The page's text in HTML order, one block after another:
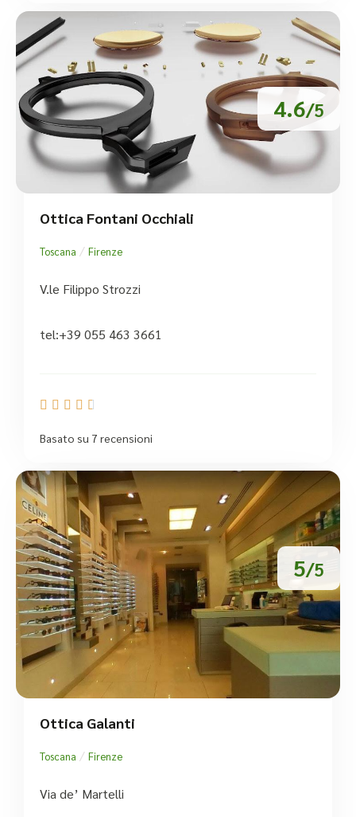
4.6/5
Ottica Fontani Occhiali
Toscana / Firenze
V.le Filippo Strozzi
tel:+39 055 463 3661
    
Basato su 7 recensioni
5/5
Ottica Galanti
Toscana / Firenze
Via de’ Martelli